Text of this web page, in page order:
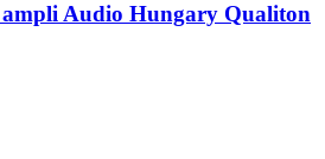
ampli Audio Hungary Qualiton